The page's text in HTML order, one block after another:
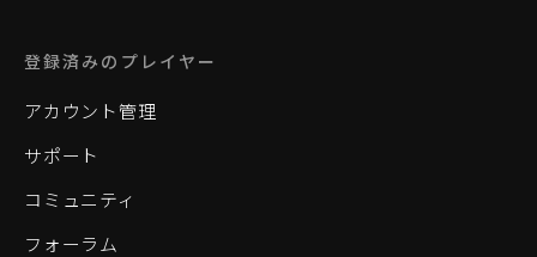
登録済みのプレイヤー
アカウント管理
サポート
コミュニティ
フォーラム